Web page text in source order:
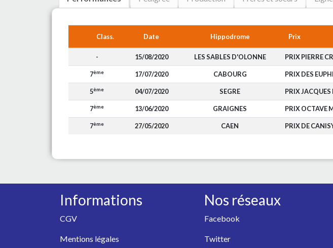
Class. Date Hippodrome Prix
- 15/08/2020 LES SABLES D'OLONNE PRIX PIERRE
7ème 17/07/2020 CABOURG PRIX DES
5ème 04/07/2020 SEGRE PRIX
7ème 13/06/2020 GRAIGNES PRIX OCTAVE
7ème 27/05/2020 CAEN PRIX DE
Informations
CGV
Mentions légales
Nos réseaux
Facebook
Twitter